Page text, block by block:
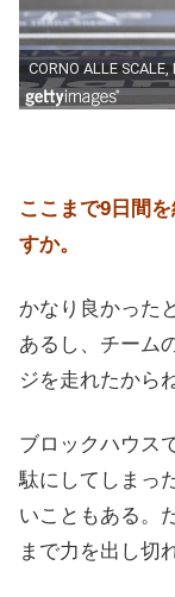
ここまで9日間
すか。
かなり良かった
あるし、チーム
ジを走れたからね
ブロックハウス
駄にしてしまっ
いこともある。
まで力を出し切